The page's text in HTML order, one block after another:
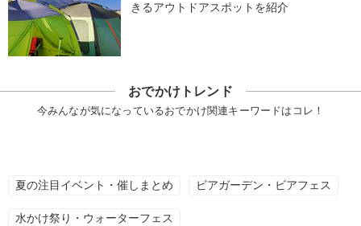
きるアウトドアスポットを紹介
おでかけトレンド
今みんなが気になっているおでかけ関連キーワードはコレ！
夏の注目イベント・催しまとめ ビアガーデン・ビアフェス
水かけ祭り・ウォーターフェス